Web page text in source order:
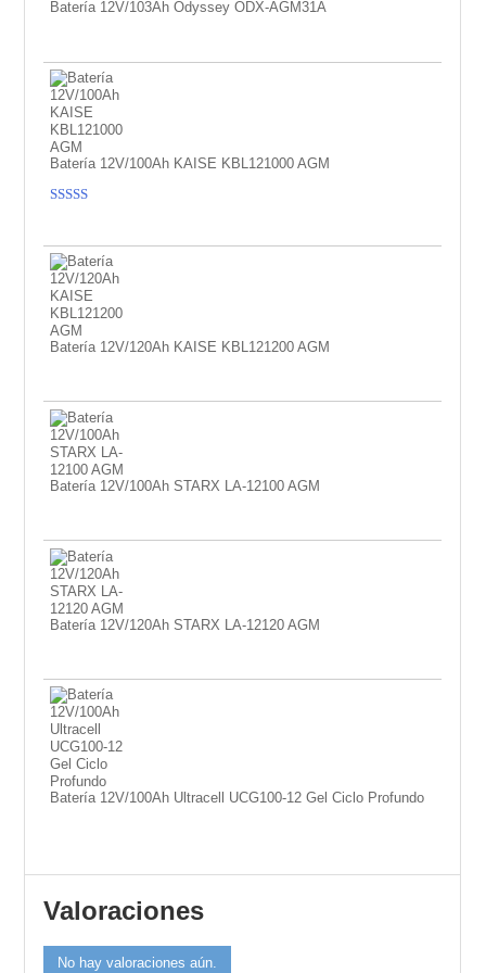
Batería 12V/103Ah Odyssey ODX-AGM31A
Batería 12V/100Ah KAISE KBL121000 AGM
5
Batería 12V/120Ah KAISE KBL121200 AGM
Batería 12V/100Ah STARX LA-12100 AGM
Batería 12V/120Ah STARX LA-12120 AGM
Batería 12V/100Ah Ultracell UCG100-12 Gel Ciclo Profundo
Valoraciones
No hay valoraciones aún.